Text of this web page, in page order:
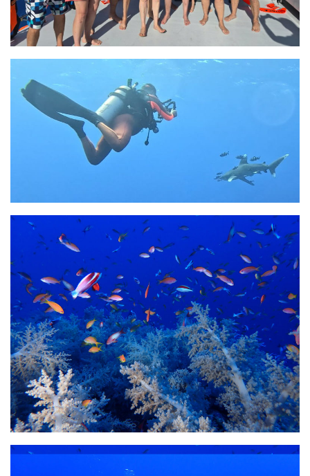
Sorties 2018
sorties 2017
Sorties 2015
Sorties 2014
Environnement et Biologie Sub
Lac Merveilleux
AUDIOVISUEL
Photo
Peinture
NAGE
NAP / NEV
Agenda
Les Palmes du Lac
Résultats Compétitions
Section Matériel